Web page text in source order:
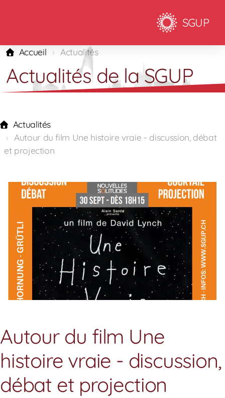
SGUP
Accueil Actualités
Actualités de la SGUP
Actualités
Autour du film Une histoire vraie - discussion, débat
et projection
Autour du film Une
histoire vraie - discussion,
débat et projection
Comité